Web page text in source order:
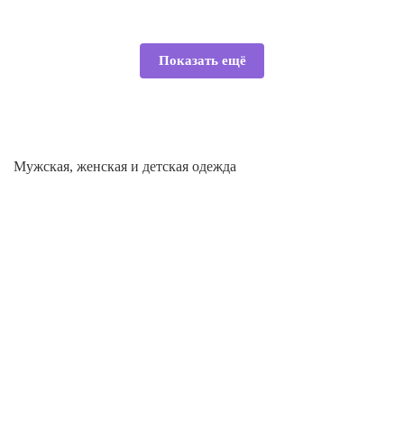
Показать ещё
Мужская, женская и детская одежда